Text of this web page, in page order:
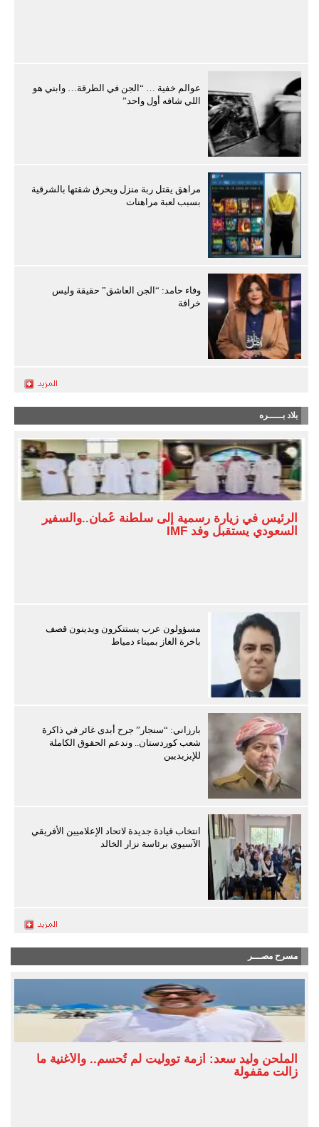
عوالم خفية … “الجن في الطرقة… وابني هو
اللي شافه أول واحد”
مراهق يقتل ربة منزل ويحرق شقتها بالشرقية
بسبب لعبة مراهنات
وفاء حامد: “الجن العاشق” حقيقة وليس
خرافة
بلاد بـــــره
الرئيس في زيارة رسمية إلى سلطنة عُمان..والسفير
السعودي يستقبل وفد IMF
مسؤولون عرب يستنكرون ويدينون قصف
باخرة الغاز بميناء دمياط
بارزاني: “سنجار” جرح أبدى غائر في ذاكرة
شعب كوردستان.. وندعم الحقوق الكاملة
للإيزيديين
انتخاب قيادة جديدة لاتحاد الإعلاميين الأفريقي
الآسيوي برئاسة نزار الخالد
مسرح مصـــر
الملحن وليد سعد: أزمة تووليت لم تُحسم.. والأغنية ما
زالت مقفولة